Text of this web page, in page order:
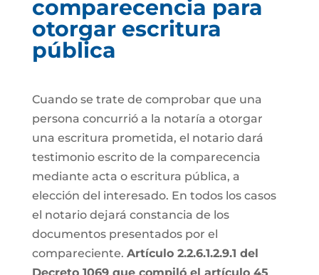
comparecencia para
otorgar escritura
pública
Cuando se trate de comprobar que una
persona concurrió a la notaría a otorgar
una escritura prometida, el notario dará
testimonio escrito de la comparecencia
mediante acta o escritura pública, a
elección del interesado. En todos los casos
el notario dejará constancia de los
documentos presentados por el
compareciente. Artículo 2.2.6.1.2.9.1 del